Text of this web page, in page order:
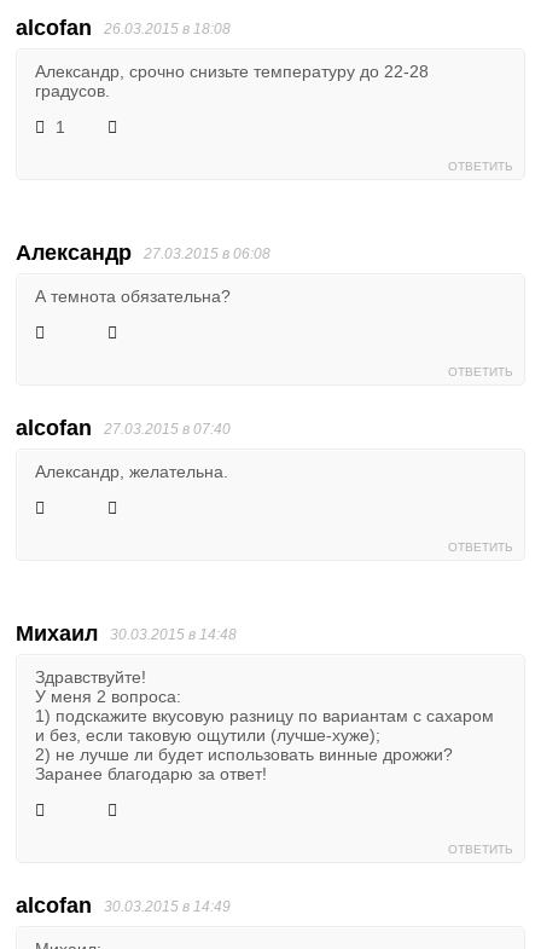
alcofan 26.03.2015 в 18:08
Александр, срочно снизьте температуру до 22-28
градусов.
1
ОТВЕТИТЬ
Александр 27.03.2015 в 06:08
А темнота обязательна?
ОТВЕТИТЬ
alcofan 27.03.2015 в 07:40
Александр, желательна.
ОТВЕТИТЬ
Михаил 30.03.2015 в 14:48
Здравствуйте!
У меня 2 вопроса:
1) подскажите вкусовую разницу по вариантам с сахаром
и без, если таковую ощутили (лучше-хуже);
2) не лучше ли будет использовать винные дрожжи?
Заранее благодарю за ответ!
ОТВЕТИТЬ
alcofan 30.03.2015 в 14:49